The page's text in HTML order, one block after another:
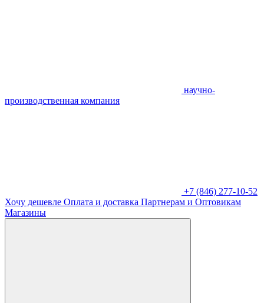
научно-
производственная компания
+7 (846) 277-10-52
Хочу дешевле Оплата и доставка Партнерам и Оптовикам
Магазины